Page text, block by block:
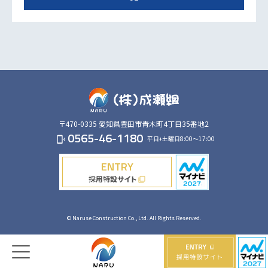
〒470-0335 愛知県豊田市青木町4丁目35番地2
phonelink_ring 0565-46-1180 平日+土曜日8:00～17:00
ENTRY
採用特設サイトfilter_none
© Naruse Construction Co., Ltd. All Rights Reserved.